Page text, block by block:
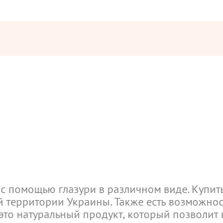
глазури в различном виде.
Украины. Также есть
клиента! Заказы отправляются в
глазури в различном виде.
Украины. Также есть
натуральный продукт, который